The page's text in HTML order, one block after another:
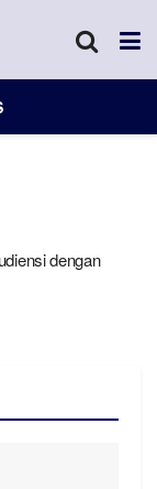
dengan